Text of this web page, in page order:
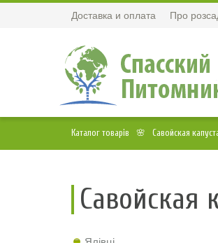
Доставка и оплата Про
Каталог товарів Савойская
Савойская